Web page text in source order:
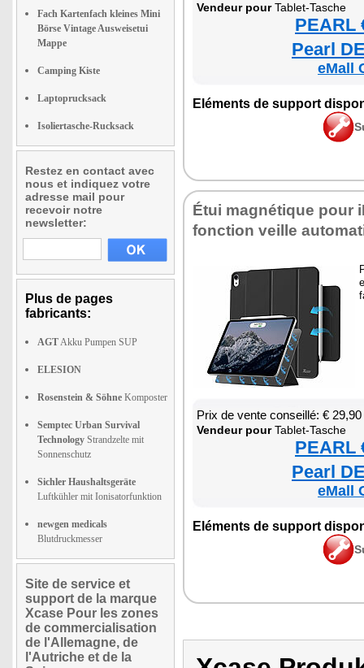
Fach Kartenfach kleines Mini
Börse Vintage Ausweisetui
Mappe
Camping Kiste
Laptoprucksack
Isoliertasche-Rucksack
Restez en contact avec
nous et indiquez votre
adresse mail pour
recevoir notre
newsletter:
Plus de pages
fabricants:
AGTAkku Pumpen SUP
ELESION
Rosenstein & Söhne Komposter
Semptec Urban Survival
Technology Strandzelte mit
Sonnenschutz
Sichler Haushaltsgeräte
Luftkühler mit Ionisatorfunktion
newgen medicals
Blutdruckmesser
Site de service et
support de la marque
Xcase Pour les zones
de commercialisation
de l'Allemagne, de
l'Autriche et de la
Ven­deur pourTablet-Tasche
PEARL
Pearl
eMall
Elé­ments de sup­port
Étui magné­tique pour
fonc­tion veille
Prix de vente conseillé: € 29,90
Ven­deur pourTablet-Tasche
PEARL
Pearl
eMall
Elé­ments de sup­port